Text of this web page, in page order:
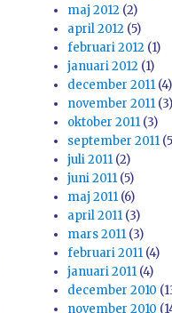
maj 2012 (2)
april 2012 (5)
februari 2012 (1)
januari 2012 (1)
december 2011 (4)
november 2011 (3)
oktober 2011 (3)
september 2011
juli 2011 (2)
juni 2011 (5)
maj 2011 (6)
april 2011 (3)
mars 2011 (3)
februari 2011 (4)
januari 2011 (4)
december 2010
november 2010